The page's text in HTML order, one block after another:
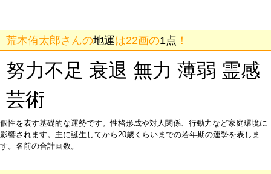
荒木侑太郎さんの地運は22画の1点 ！
努力不足 衰退 無力 薄弱 霊感
芸術
個性を表す基礎的な運勢です。性格形成や対人関係、行動力など家庭環境に
影響されます。主に誕生してから20歳くらいまでの若年期の運勢を表しま
す。名前の合計画数。